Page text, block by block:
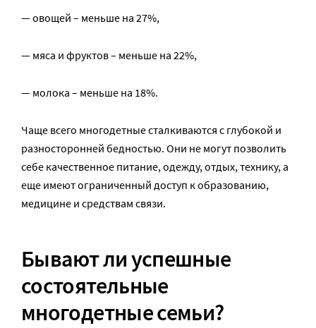
— овощей – меньше на 27%,
— мяса и фруктов – меньше на 22%,
— молока – меньше на 18%.
Чаще всего многодетные сталкиваются с глубокой и
разносторонней бедностью. Они не могут позволить
себе качественное питание, одежду, отдых, технику, а
еще имеют ограниченный доступ к образованию,
медицине и средствам связи.
Бывают ли успешные
состоятельные
многодетные семьи?